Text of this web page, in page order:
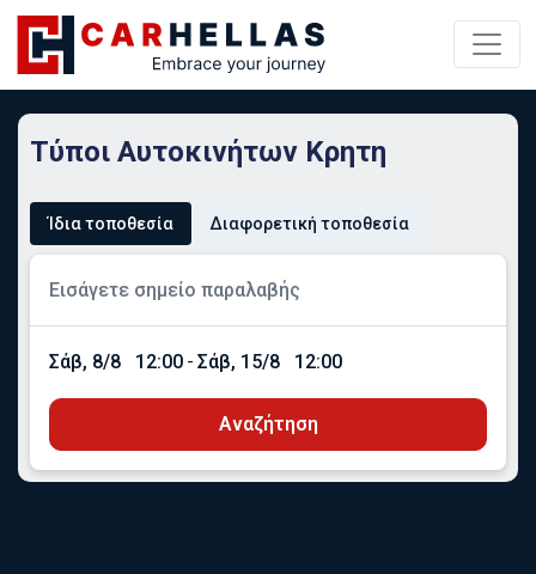
Τύποι Αυτοκινήτων Κρητη
Ίδια τοποθεσία Διαφορετική τοποθεσία
Σάβ, 8/8 12:00 - Σάβ, 15/8 12:00
Αναζήτηση